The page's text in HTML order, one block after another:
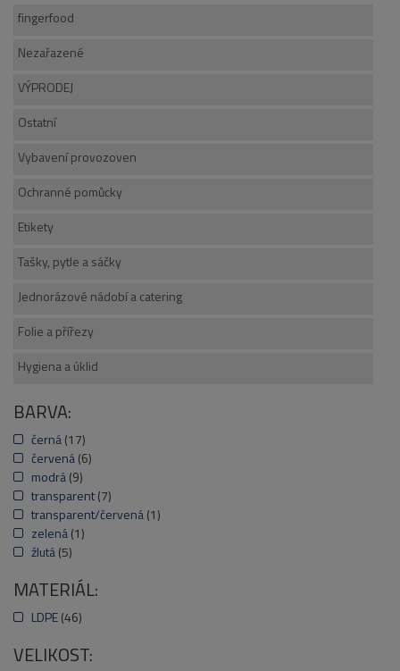
fingerfood
Nezařazené
VÝPRODEJ
Ostatní
Vybavení provozoven
Ochranné pomůcky
Etikety
Tašky, pytle a sáčky
Jednorázové nádobí a catering
Folie a přířezy
Hygiena a úklid
BARVA:
černá (17)
červená (6)
modrá (9)
transparent (7)
transparent/červená (1)
zelená (1)
žlutá (5)
MATERIÁL:
LDPE (46)
VELIKOST: